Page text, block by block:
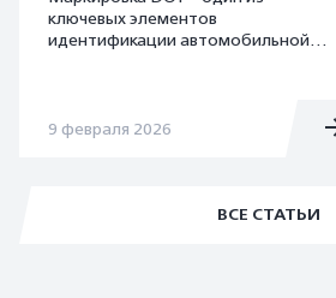
ВСЕ СТАТЬИ
ключевых элементов
идентификации автомобильной
соответствие шины установленным
9 февраля 2026